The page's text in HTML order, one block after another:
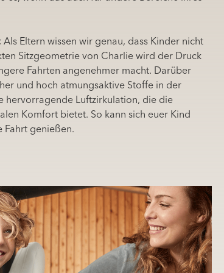
Als Eltern wissen wir genau, dass Kinder nicht
Sitzgeometrie von Charlie wird der Druck
Fahrten angenehmer macht. Darüber
und hoch atmungsaktive Stoffe in der
hervorragende Luftzirkulation, die die
Komfort bietet. So kann sich euer Kind
Fahrt genießen.